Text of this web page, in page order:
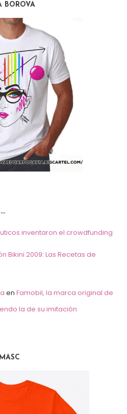
BOROVA
inventaron el crowdfunding
Bikini 2009: Las Recetas de
en Famobil, la marca original de
la de su imitación